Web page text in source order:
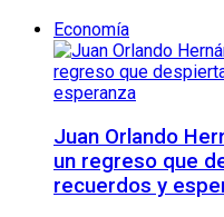
Economía
Juan Orlando
un regreso que
recuerdos y